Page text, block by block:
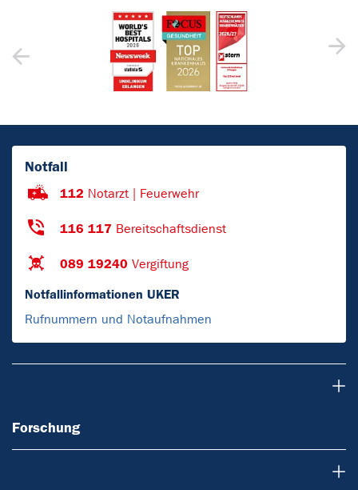
Notfall
112 Notarzt | Feuerwehr
116 117 Bereitschaftsdienst
089 19240 Vergiftung
Notfallinformationen UKER
Rufnummern und Notaufnahmen
Forschung